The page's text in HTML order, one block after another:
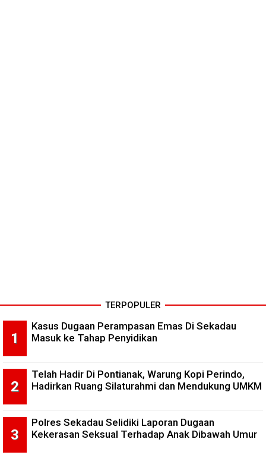
TERPOPULER
Kasus Dugaan Perampasan Emas Di Sekadau
Masuk ke Tahap Penyidikan
Telah Hadir Di Pontianak, Warung Kopi Perindo,
Hadirkan Ruang Silaturahmi dan Mendukung UMKM
Polres Sekadau Selidiki Laporan Dugaan
Kekerasan Seksual Terhadap Anak Dibawah Umur